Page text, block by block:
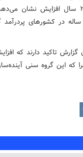
آمار نسبت به سال ۱۹۵۰، بیش از ۲۰
تاکید دارند که
که این گروه سنی